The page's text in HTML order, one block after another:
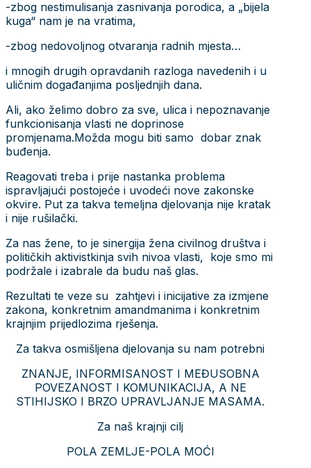
-zbog nestimulisanja zasnivanja porodica, a „bijela
kuga“ nam je na vratima,
-zbog nedovoljnog otvaranja radnih mjesta…
i mnogih drugih opravdanih razloga navedenih i u
uličnim događanjima posljednjih dana.
Ali, ako želimo dobro za sve, ulica i nepoznavanje
funkcionisanja vlasti ne doprinose
promjenama.Možda mogu biti samo dobar znak
buđenja.
Reagovati treba i prije nastanka problema
ispravljajući postojeće i uvodeći nove zakonske
okvire. Put za takva temeljna djelovanja nije kratak
i nije rušilački.
Za nas žene, to je sinergija žena civilnog društva i
političkih aktivistkinja svih nivoa vlasti, koje smo mi
podržale i izabrale da budu naš glas.
Rezultati te veze su zahtjevi i inicijative za izmjene
zakona, konkretnim amandmanima i konkretnim
krajnjim prijedlozima rješenja.
Za takva osmišljena djelovanja su nam potrebni
ZNANJE, INFORMISANOST I MEĐUSOBNA
POVEZANOST I KOMUNIKACIJA, A NE
STIHIJSKO I BRZO UPRAVLJANJE MASAMA.
Za naš krajnji cilj
POLA ZEMLJE-POLA MOĆI